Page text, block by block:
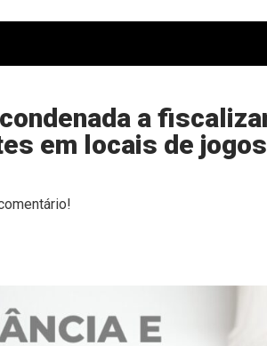
a
em locais de jogos